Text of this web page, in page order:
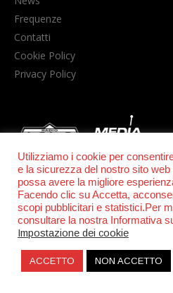
© POWER RADIO srl | C.F. e P.IVA
Frequenze
Contatti
Cookie Policy
Privacy Policy
Utilizziamo i cookie per
e la sicurezza del nostro sito
possa avere la migliore
Facendo clic su Accetta,
scopi pubblicitari e statistici.Per
consultare la nostra Informativa
Impostazione dei cookie
ACCETTO NON ACCETTO